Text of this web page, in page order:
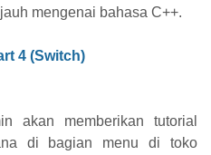
mengenai bahasa C++.
4 (Switch)
akan memberikan tutorial
di bagian menu di toko